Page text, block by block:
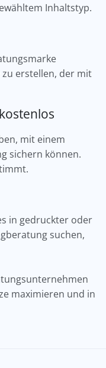
Inhaltstyp.
zu erstellen, der mit
mit einem
sichern können.
in gedruckter oder
suchen,
maximieren und in